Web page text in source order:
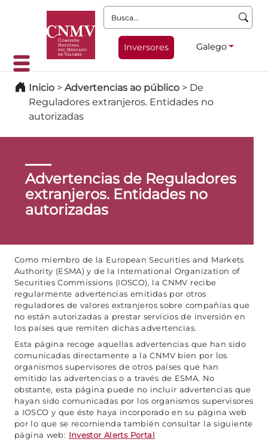
Busca:
Inversores Galego
Inicio > Advertencias ao público > De
Reguladores extranjeros. Entidades no
autorizadas
Advertencias de Reguladores
extranjeros. Entidades no
autorizadas
Como miembro de la European Securities and Markets
Authority (ESMA) y de la International Organization of
Securities Commissions (IOSCO), la CNMV recibe
regularmente advertencias emitidas por otros
reguladores de valores extranjeros sobre compañías que
no están autorizadas a prestar servicios de inversión en
los países que remiten dichas advertencias.
Esta página recoge aquellas advertencias que han sido
comunicadas directamente a la CNMV bien por los
organismos supervisores de otros países que han
emitido las advertencias o a través de ESMA. No
obstante, esta página puede no incluir advertencias que
hayan sido comunicadas por los organismos supervisores
a IOSCO y que éste haya incorporado en su página web
por lo que se recomienda también consultar la siguiente
página web: Investor Alerts Portal